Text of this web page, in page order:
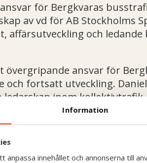
Information
innehållet och annonserna till
för Bergkvaras
av vd för AB Stockholms
affärsutveckling och
övergripande ansvar för
och fortsatt utveckling.
inom kollektivtrafik.
kompetens och stort aff
vi tar nu ett tydligt steg mot